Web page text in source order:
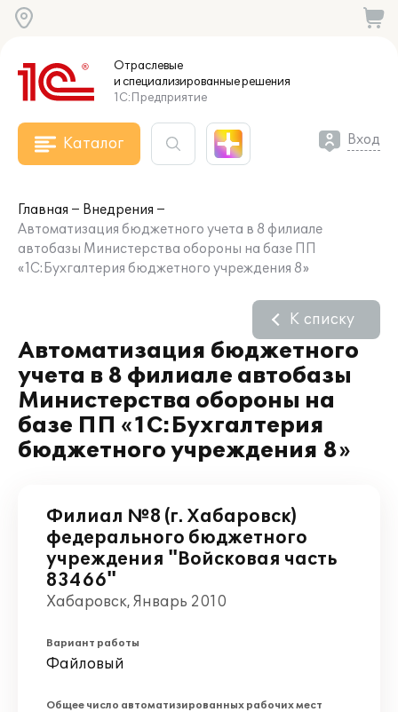
Отраслевые
и специализированныерешения
1С:Предприятие
Каталог Вход
Главная
Внедрения
Автоматизация бюджетного учета в 8 филиале
автобазы Министерства обороны на базе ПП
«1С:Бухгалтерия бюджетного учреждения 8»
Автоматизация бюджетного
учета в 8 филиале автобазы
Министерства обороны на
базе ПП «1С:Бухгалтерия
бюджетного учреждения 8»
К списку
Филиал №8 (г. Хабаровск)
федерального бюджетного
учреждения "Войсковая часть
83466"
Хабаровск, Январь 2010
Вариант работы
Файловый
Общее число автоматизированных рабочих мест